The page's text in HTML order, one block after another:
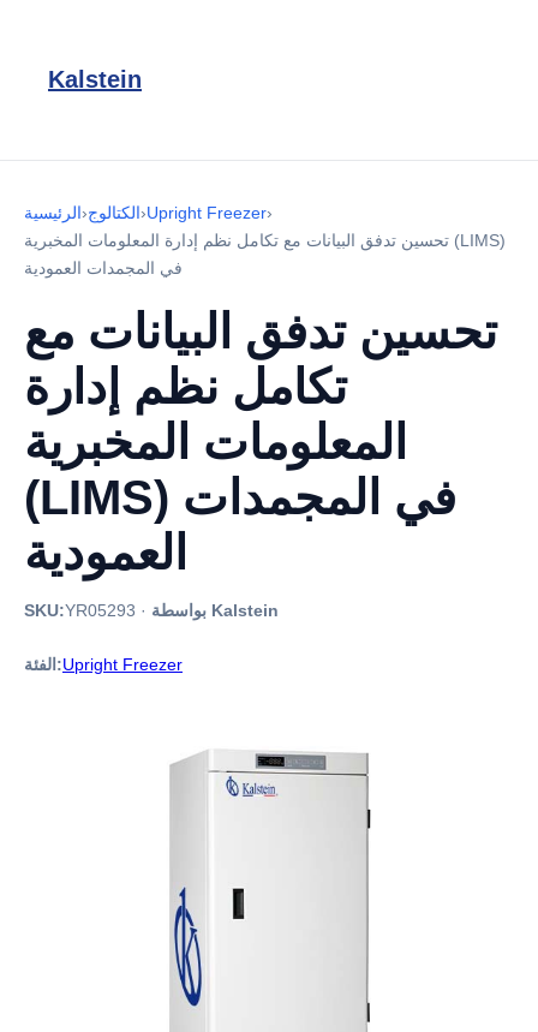
Kalstein
الرئيسية›الكتالوج›Upright Freezer›
تحسين تدفق البيانات مع تكامل نظم إدارة المعلومات المخبرية (LIMS)
في المجمدات العمودية
تحسين تدفق البيانات مع
تكامل نظم إدارة
المعلومات المخبرية
(LIMS) في المجمدات
العمودية
SKU:YR05293 · بواسطة Kalstein
الفئة:Upright Freezer